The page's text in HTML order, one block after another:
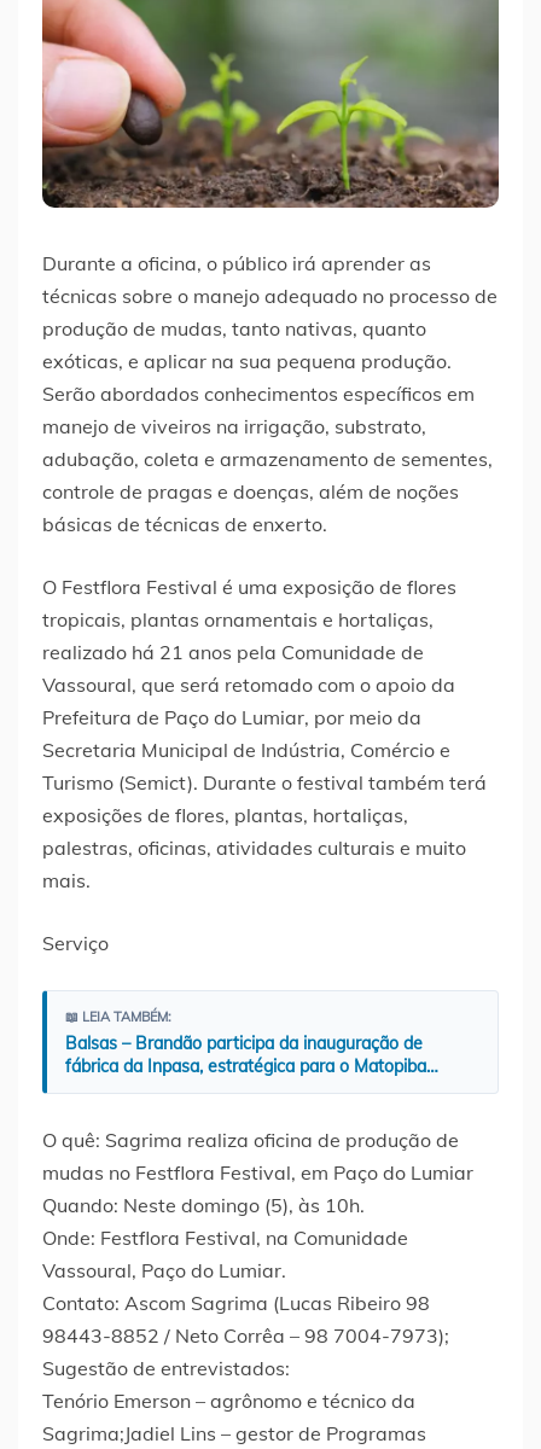
Durante a oficina, o público irá aprender as
técnicas sobre o manejo adequado no processo de
produção de mudas, tanto nativas, quanto
exóticas, e aplicar na sua pequena produção.
Serão abordados conhecimentos específicos em
manejo de viveiros na irrigação, substrato,
adubação, coleta e armazenamento de sementes,
controle de pragas e doenças, além de noções
básicas de técnicas de enxerto.
O Festflora Festival é uma exposição de flores
tropicais, plantas ornamentais e hortaliças,
realizado há 21 anos pela Comunidade de
Vassoural, que será retomado com o apoio da
Prefeitura de Paço do Lumiar, por meio da
Secretaria Municipal de Indústria, Comércio e
Turismo (Semict). Durante o festival também terá
exposições de flores, plantas, hortaliças,
palestras, oficinas, atividades culturais e muito
mais.
Serviço
📖 LEIA TAMBÉM:
Balsas – Brandão participa da inauguração de
fábrica da Inpasa, estratégica para o Matopiba…
O quê: Sagrima realiza oficina de produção de
mudas no Festflora Festival, em Paço do Lumiar
Quando: Neste domingo (5), às 10h.
Onde: Festflora Festival, na Comunidade
Vassoural, Paço do Lumiar.
Contato: Ascom Sagrima (Lucas Ribeiro 98
98443-8852 / Neto Corrêa – 98 7004-7973);
Sugestão de entrevistados:
Tenório Emerson – agrônomo e técnico da
Sagrima;Jadiel Lins – gestor de Programas